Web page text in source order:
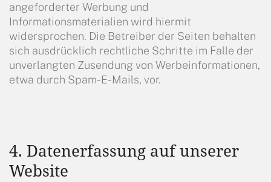
angeforderter Werbung und
Informationsmaterialien wird hiermit
widersprochen. Die Betreiber der Seiten behalten
sich ausdrücklich rechtliche Schritte im Falle der
unverlangten Zusendung von Werbeinformationen,
etwa durch Spam-E-Mails, vor.
4. Datenerfassung auf unserer
Website